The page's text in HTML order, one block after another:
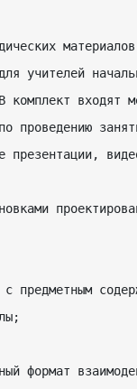
материалов
учителей
комплект входят
проведению
презентации,
с предметным
формат